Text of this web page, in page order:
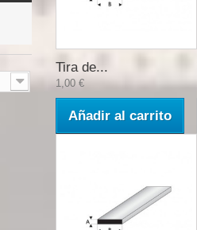
Tira de...
1,00 €
Añadir al carrito